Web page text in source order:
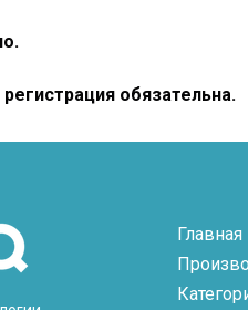
обязательна.
Главная